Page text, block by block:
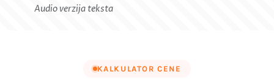
Audio verzija teksta
KALKULATOR CENE